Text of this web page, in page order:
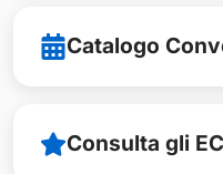
Catalogo
Consulta gli